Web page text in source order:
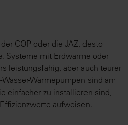
COP oder die JAZ, desto
Systeme mit Erdwärme oder
leistungsfähig, aber auch teurer
Wärmepumpen sind am
einfacher zu installieren sind,
aufweisen.